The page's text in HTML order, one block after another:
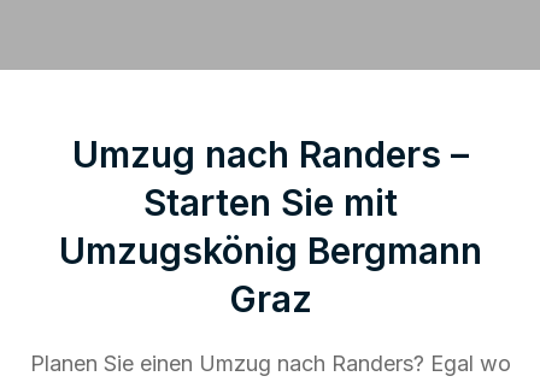
Umzug nach Randers –
Starten Sie mit
Umzugskönig Bergmann
Graz
Planen Sie einen Umzug nach Randers? Egal wo